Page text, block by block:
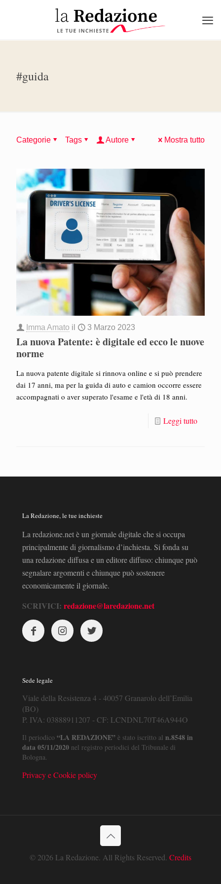
#guida
Categorie Tags Autore Mostra tutto
Imma Amato il 3 Marzo 2023
La nuova Patente: è digitale ed ecco le nuove
norme
La nuova patente digitale si rinnova online e si può prendere
dai 17 anni, ma per la guida di auto e camion occorre essere
accompagnati o aver superato l'esame e l'età di 18 anni.
Leggi tutto
La Redazione, le tue inchieste
La redazione.net è un giornale digitale che si occupa
principalmente di giornalismo d’inchiesta. Si fonda su
una redazione diffusa e un editore diffuso: chiunque può
segnalare argomenti e chiunque può sostenere
economicamente il giornale.
SCRIVICI: redazione@laredazione.net
Sede legale
Viale della Resistenza 4 - 40057 Granarolo dell’Emilia
(BO)
P. IVA: 03888911207 - CF: LCNDNL70T46A944O
Il periodico “LA REDAZIONE” è stato iscritto al n.8548 in
data 05/11/2020 nel registro periodici del Tribunale di
Bologna.
Privacy e Cookie policy
© 2026 La Redazione. All Rights Reserved. Credits